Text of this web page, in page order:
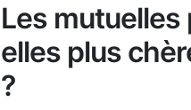
Les
elles plus
?